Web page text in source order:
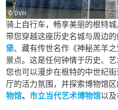
© DVH
骑上自行车，畅享美丽的根特城
带您穿越这座历史名城与周边
堡、藏有传世名作《神秘羔羊
景点。这是任何钟情于历史、艺
您也可以漫步在根特的中世纪
厅的活力氛围，并探索博物馆
物馆、 市立当代艺术博物馆以及